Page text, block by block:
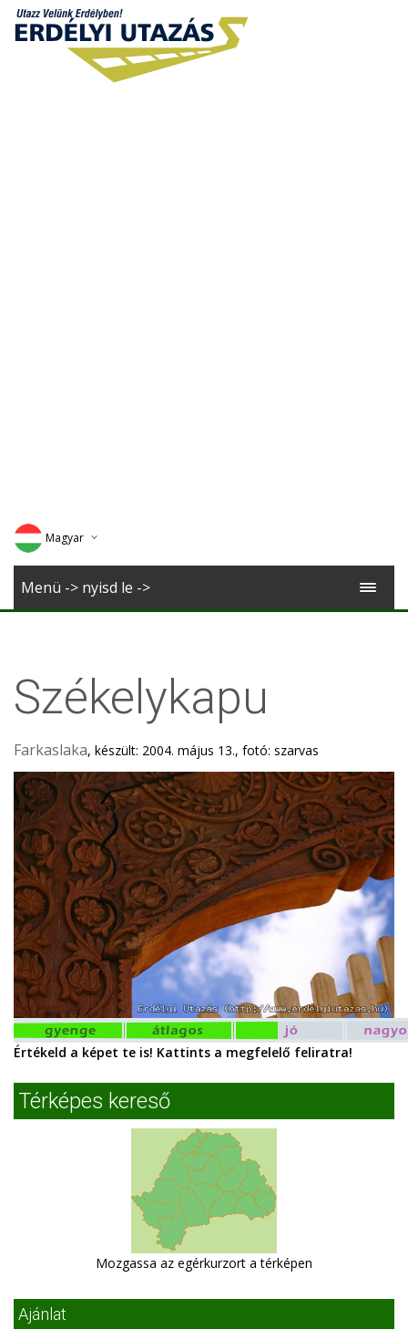
Magyar
Deutsch
Menü -> nyisd le ->
Székelykapu
Farkaslaka, készült: 2004. május 13., fotó: szarvas
Értékeld a képet te is! Kattints a megfelelő feliratra!
Térképes kereső
Mozgassa az egérkurzort a térképen
Ajánlat